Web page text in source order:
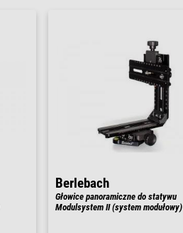
Berlebach
Głowice panoramiczne do statywu
Modulsystem II (system modułowy)